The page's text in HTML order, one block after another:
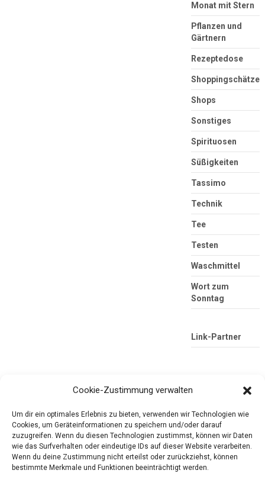
Monat mit Stern
Pflanzen und
Gärtnern
Rezeptedose
Shoppingschätze
Shops
Sonstiges
Spirituosen
Süßigkeiten
Tassimo
Technik
Tee
Testen
Waschmittel
Wort zum
Sonntag
Link-Partner
Tester-Paradies
Produkttests und Alltag
Cookie-Zustimmung verwalten
Um dir ein optimales Erlebnis zu bieten, verwenden wir Technologien wie
Cookies, um Geräteinformationen zu speichern und/oder darauf
zuzugreifen. Wenn du diesen Technologien zustimmst, können wir Daten
wie das Surfverhalten oder eindeutige IDs auf dieser Website verarbeiten.
Wenn du deine Zustimmung nicht erteilst oder zurückziehst, können
bestimmte Merkmale und Funktionen beeinträchtigt werden.
Die mobile Version verlassen